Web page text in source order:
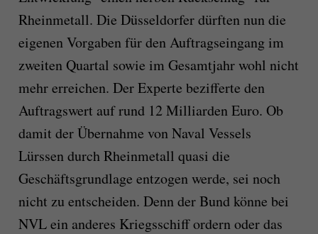
Rheinmetall. Die Düsseldorfer dürften nun die
eigenen Vorgaben für den Auftragseingang im
zweiten Quartal sowie im Gesamtjahr wohl nicht
mehr erreichen. Der Experte bezifferte den
Auftragswert auf rund 12 Milliarden Euro. Ob
damit der Übernahme von Naval Vessels
Lürssen durch Rheinmetall quasi die
Geschäftsgrundlage entzogen werde, sei noch
nicht zu entscheiden. Denn der Bund könne bei
NVL ein anderes Kriegsschiff ordern oder das